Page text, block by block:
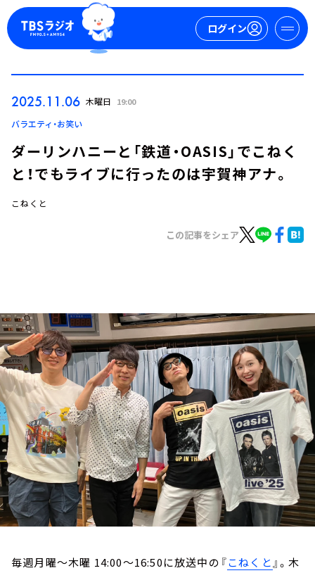
ログイン
ログイン
お知らせ
イベント・グッズ
YouTube
会社情報
2025.11.06 木曜日 19:00
バラエティ・お笑い
ダーリンハニーと「鉄道・OASIS」でこねく
と！でもライブに行ったのは宇賀神アナ。
こねくと
この記事をシェア
毎週月曜～木曜 14:00～16:50に放送中の『こねくと』。木